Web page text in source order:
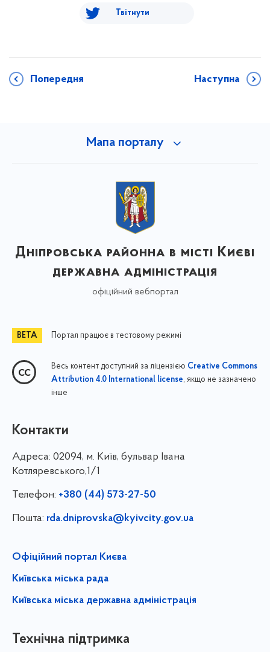
Твітнути
Попередня Наступна
Мапа порталу
Дніпровська районна в місті Києві
державна адміністрація
офіційний вебпортал
Портал працює в тестовому режимі
Весь контент доступний за ліцензією Creative Commons
Attribution 4.0 International license, якщо не зазначено
інше
Контакти
Адреса: 02094, м. Київ, бульвар Івана
Котляревського,1/1
Телефон: +380 (44) 573-27-50
Пошта: rda.dniprovska@kyivcity.gov.ua
Офіційний портал Києва
Київська міська рада
Київська міська державна адміністрація
Технічна підтримка